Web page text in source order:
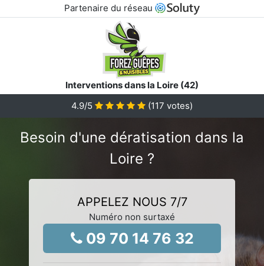
Partenaire du réseau
Interventions dans la Loire (42)
4.9/5 (117 votes)
Besoin d'une dératisation dans la
Loire ?
APPELEZ NOUS 7/7
Numéro non surtaxé
09 70 14 76 32